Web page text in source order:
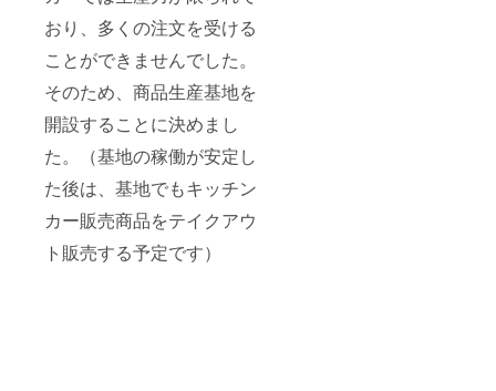
おり、多くの注文を受ける
ことができませんでした。
そのため、商品生産基地を
開設することに決めまし
た。（基地の稼働が安定し
た後は、基地でもキッチン
カー販売商品をテイクアウ
ト販売する予定です）